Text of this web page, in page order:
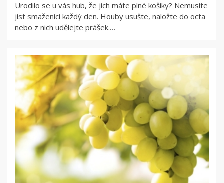
Urodilo se u vás hub, že jich máte plné košíky? Nemusíte
jíst smaženici každý den. Houby usušte, naložte do octa
nebo z nich udělejte prášek.…